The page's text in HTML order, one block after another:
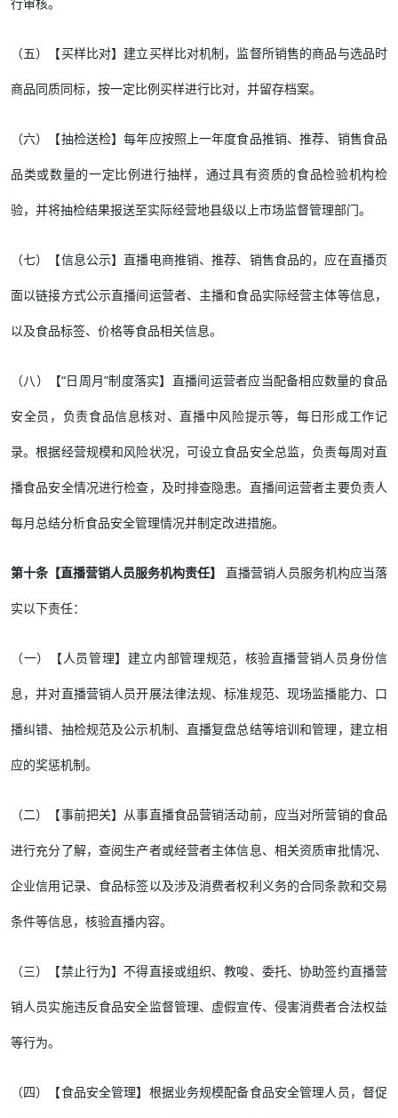
行审核。
（五）【买样比对】建立买样比对机制，监督所销售的商品与选品时
商品同质同标，按一定比例买样进行比对，并留存档案。
（六）【抽检送检】每年应按照上一年度食品推销、推荐、销售食品
品类或数量的一定比例进行抽样，通过具有资质的食品检验机构检
验，并将抽检结果报送至实际经营地县级以上市场监督管理部门。
（七）【信息公示】直播电商推销、推荐、销售食品的，应在直播页
面以链接方式公示直播间运营者、主播和食品实际经营主体等信息，
以及食品标签、价格等食品相关信息。
（八）【“日周月”制度落实】直播间运营者应当配备相应数量的食品
安全员，负责食品信息核对、直播中风险提示等，每日形成工作记
录。根据经营规模和风险状况，可设立食品安全总监，负责每周对直
播食品安全情况进行检查，及时排查隐患。直播间运营者主要负责人
每月总结分析食品安全管理情况并制定改进措施。
第十条【直播营销人员服务机构责任】 直播营销人员服务机构应当落
实以下责任：
（一）【人员管理】建立内部管理规范，核验直播营销人员身份信
息，并对直播营销人员开展法律法规、标准规范、现场监播能力、口
播纠错、抽检规范及公示机制、直播复盘总结等培训和管理，建立相
应的奖惩机制。
（二）【事前把关】从事直播食品营销活动前，应当对所营销的食品
进行充分了解，查阅生产者或经营者主体信息、相关资质审批情况、
企业信用记录、食品标签以及涉及消费者权利义务的合同条款和交易
条件等信息，核验直播内容。
（三）【禁止行为】不得直接或组织、教唆、委托、协助签约直播营
销人员实施违反食品安全监督管理、虚假宣传、侵害消费者合法权益
等行为。
（四）【食品安全管理】根据业务规模配备食品安全管理人员，督促